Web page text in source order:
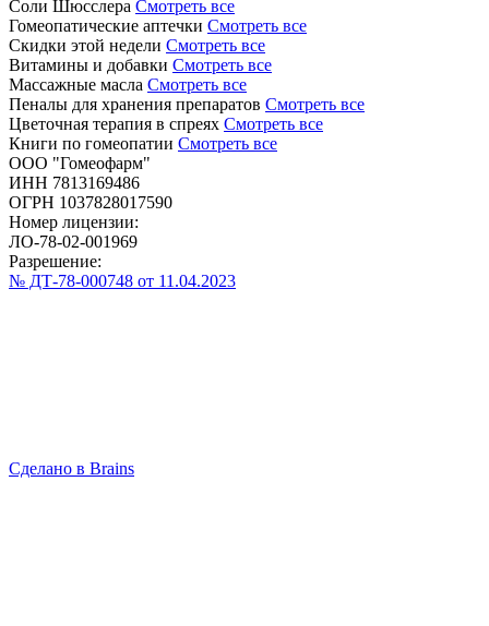
Соли Шюсслера Смотреть все
Гомеопатические аптечки Смотреть все
Скидки этой недели Смотреть все
Витамины и добавки Смотреть все
Массажные масла Смотреть все
Пеналы для хранения препаратов Смотреть все
Цветочная терапия в спреях Смотреть все
Книги по гомеопатии Смотреть все
ООО "Гомеофарм"
ИНН 7813169486
ОГРН 1037828017590
Номер лицензии:
ЛО-78-02-001969
Разрешение:
№ ДТ-78-000748 от 11.04.2023
Сделано в Brains